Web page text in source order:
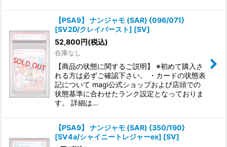
【PSA9】 ナンジャモ (SAR) {096/071}
[SV2D/クレイバースト] [SV]
52,800円(税込)
在庫なし
【商品の状態に関するご説明】 ※初めて購入さ
れる方は必ずご確認下さい。 ・カードの状態表
記について magi公式ショップおよび店頭での
状態基準に合わせたランク設定となっておりま
す。 詳細は…
【PSA9】 ナンジャモ (SAR) {350/190}
[SV4a/シャイニートレジャーex] [SV]